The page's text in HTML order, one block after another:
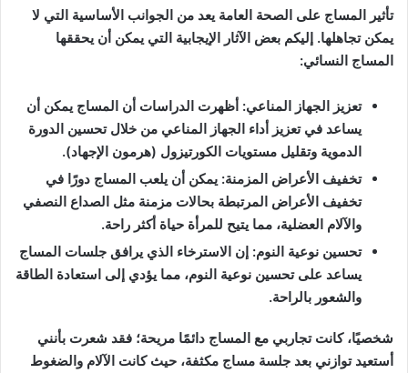
تأثير المساج على الصحة العامة يعد من الجوانب الأساسية التي لا
يمكن تجاهلها. إليكم بعض الآثار الإيجابية التي يمكن أن يحققها
المساج النسائي:
تعزيز الجهاز المناعي: أظهرت الدراسات أن المساج يمكن أن
يساعد في تعزيز أداء الجهاز المناعي من خلال تحسين الدورة
الدموية وتقليل مستويات الكورتيزول (هرمون الإجهاد).
تخفيف الأعراض المزمنة: يمكن أن يلعب المساج دورًا في
تخفيف الأعراض المرتبطة بحالات مزمنة مثل الصداع النصفي
والآلام العضلية، مما يتيح للمرأة حياة أكثر راحة.
تحسين نوعية النوم: إن الاسترخاء الذي يرافق جلسات المساج
يساعد على تحسين نوعية النوم، مما يؤدي إلى استعادة الطاقة
والشعور بالراحة.
شخصيًا، كانت تجاربي مع المساج دائمًا مريحة؛ فقد شعرت بأنني
أستعيد توازني بعد جلسة مساج مكثفة، حيث كانت الآلام والضغوط